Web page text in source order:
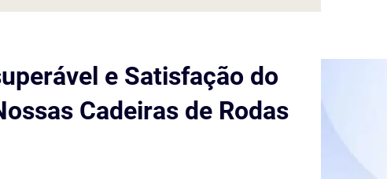
e Satisfação do
Cadeiras de Rodas